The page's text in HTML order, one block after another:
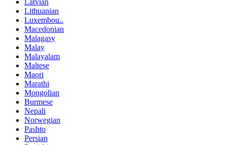
Lithuanian
Luxembou..
Macedonian
Malagasy
Malay
Malayalam
Maltese
Maori
Marathi
Mongolian
Burmese
Nepali
Norwegian
Pashto
Persian